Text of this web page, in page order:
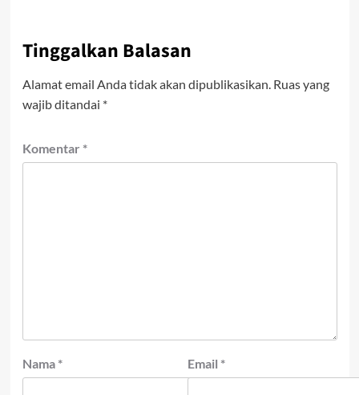
Tinggalkan Balasan
Alamat email Anda tidak akan dipublikasikan. Ruas yang
wajib ditandai *
Komentar *
Nama * Email *